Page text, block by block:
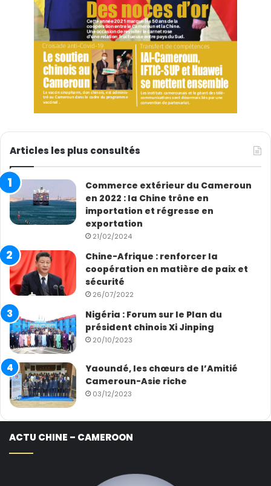
Articles les plus consultés
Commerce extérieur du Cameroun
en 2022 : la Chine trône en
importation et régresse en
exportation
21/02/2024
Chine-Afrique : renforcer la
coopération en matière de paix et
sécurité
26/07/2022
Nigéria : Forum sur le Plan du
président chinois Xi Jinping
20/10/2023
Yaoundé, les chœurs de l’Amitié
Cameroun-Asie riche
03/12/2023
ACTU CHINE – CAMEROON